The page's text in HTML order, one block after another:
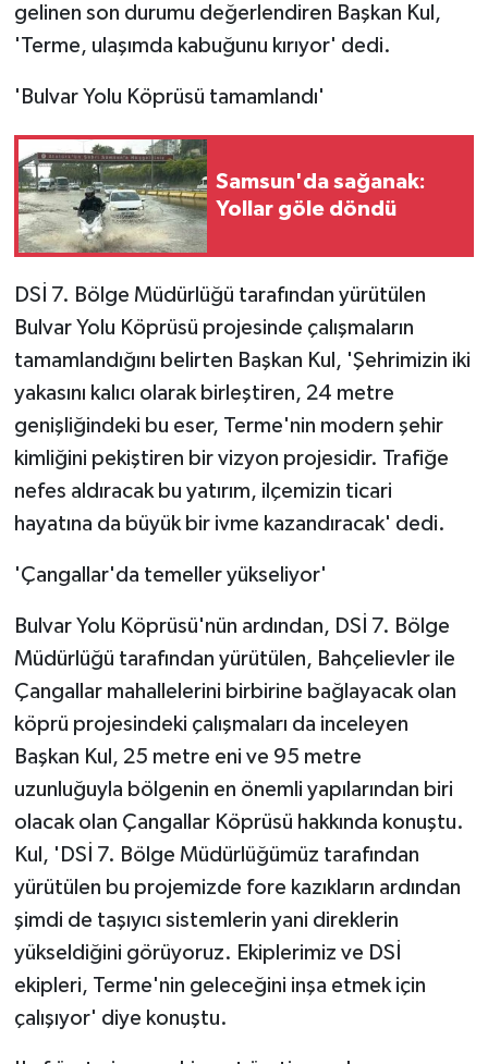
gelinen son durumu değerlendiren Başkan Kul,
'Terme, ulaşımda kabuğunu kırıyor' dedi.
'Bulvar Yolu Köprüsü tamamlandı'
Samsun'da sağanak:
Yollar göle döndü
DSİ 7. Bölge Müdürlüğü tarafından yürütülen
Bulvar Yolu Köprüsü projesinde çalışmaların
tamamlandığını belirten Başkan Kul, 'Şehrimizin iki
yakasını kalıcı olarak birleştiren, 24 metre
genişliğindeki bu eser, Terme'nin modern şehir
kimliğini pekiştiren bir vizyon projesidir. Trafiğe
nefes aldıracak bu yatırım, ilçemizin ticari
hayatına da büyük bir ivme kazandıracak' dedi.
'Çangallar'da temeller yükseliyor'
Bulvar Yolu Köprüsü'nün ardından, DSİ 7. Bölge
Müdürlüğü tarafından yürütülen, Bahçelievler ile
Çangallar mahallelerini birbirine bağlayacak olan
köprü projesindeki çalışmaları da inceleyen
Başkan Kul, 25 metre eni ve 95 metre
uzunluğuyla bölgenin en önemli yapılarından biri
olacak olan Çangallar Köprüsü hakkında konuştu.
Kul, 'DSİ 7. Bölge Müdürlüğümüz tarafından
yürütülen bu projemizde fore kazıkların ardından
şimdi de taşıyıcı sistemlerin yani direklerin
yükseldiğini görüyoruz. Ekiplerimiz ve DSİ
ekipleri, Terme'nin geleceğini inşa etmek için
çalışıyor' diye konuştu.